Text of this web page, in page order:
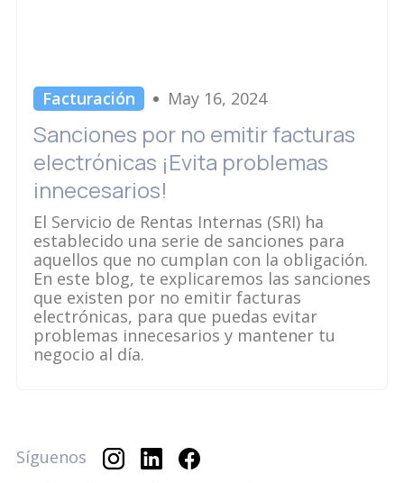
Facturación May 16, 2024
Sanciones por no emitir facturas
electrónicas ¡Evita problemas
innecesarios!
El Servicio de Rentas Internas (SRI) ha
establecido una serie de sanciones para
aquellos que no cumplan con la obligación.
En este blog, te explicaremos las sanciones
que existen por no emitir facturas
electrónicas, para que puedas evitar
problemas innecesarios y mantener tu
negocio al día.
Síguenos